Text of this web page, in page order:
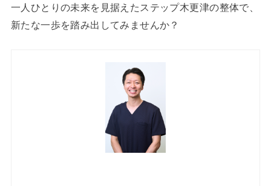
一人ひとりの未来を見据えたステップ木更津の整体で、
新たな一歩を踏み出してみませんか？